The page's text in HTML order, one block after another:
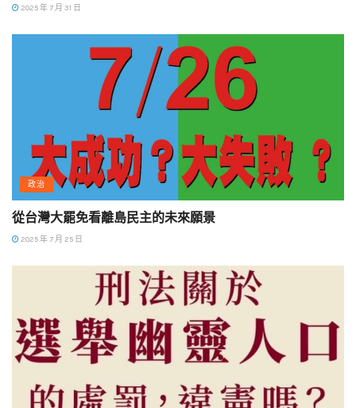
2025 年 7 月 31 日
政治
從台灣大罷免看離島民主的未來願景
2025 年 7 月 25 日